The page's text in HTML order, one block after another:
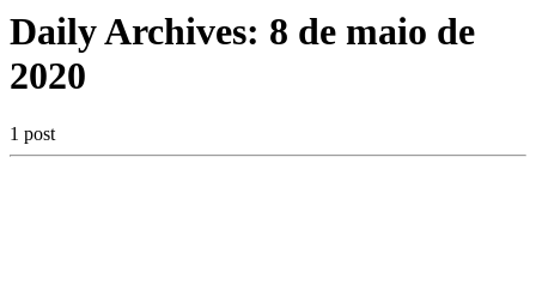
Daily Archives: 8 de maio de
2020
1 post